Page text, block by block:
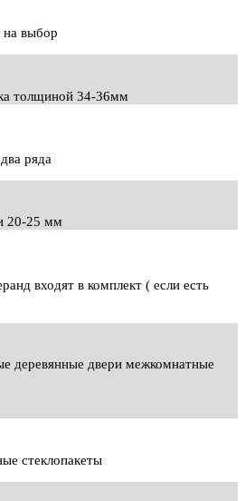
на выбор
толщиной 34-36мм
ряда
20-25 мм
входят в комплект ( если есть
деревянные двери межкомнатные
стеклопакеты